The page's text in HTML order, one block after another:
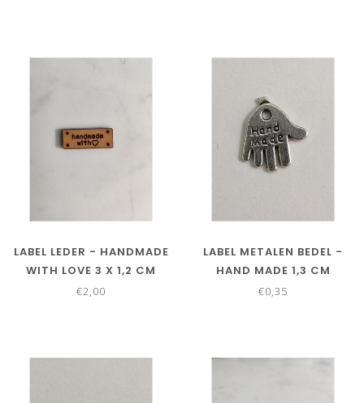
LABEL LEDER - HANDMADE
WITH LOVE 3 X 1,2 CM
€2,00
LABEL METALEN BEDEL -
HAND MADE 1,3 CM
€0,35